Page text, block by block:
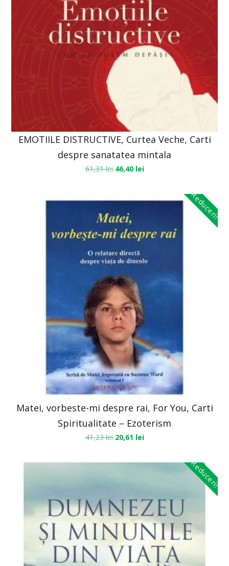
EMOTIILE DISTRUCTIVE, Curtea Veche, Carti
despre sanatatea mintala
61,31lei 46,40 lei
Reduceri!
Matei, vorbeste-mi despre rai, For You, Carti
Spiritualitate – Ezoterism
41,23lei 20,61 lei
Reduceri!